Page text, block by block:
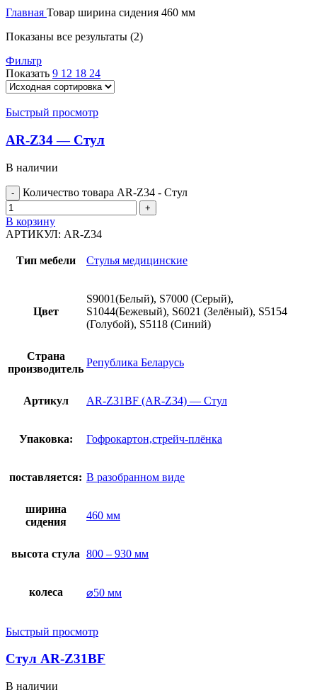
Главная Товар ширина сидения 460 мм
Показаны все результаты (2)
Фильтр
Показать 9 12 18 24
Быстрый просмотр
AR-Z34 — Стул
В наличии
Количество товара AR-Z34 - Стул
В корзину
АРТИКУЛ: AR-Z34
Тип мебели Стулья медицинские
Цвет
S9001(Белый), S7000 (Серый),
S1044(Бежевый), S6021 (Зелёный), S5154
(Голубой), S5118 (Синий)
Страна
производитель
Република Беларусь
Артикул AR-Z31BF (AR-Z34) — Стул
Упаковка: Гофрокартон,стрейч-плёнка
поставляется: В разобранном виде
ширина
сидения
460 мм
высота стула 800 – 930 мм
колеса ⌀50 мм
Быстрый просмотр
Стул AR-Z31BF
В наличии